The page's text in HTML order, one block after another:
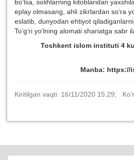
bo‘lsa, solihlarning kitoblaridan
eplay olmasang, ahli zikrlardan so‘ra
eslatib, dunyodan ehtiyot
To‘g‘ri yo‘lning alomati shariatga sabr
Toshkent islom instituti 4
Manba: https://
Kiritilgan vaqti: 16/11/2020 15:29;